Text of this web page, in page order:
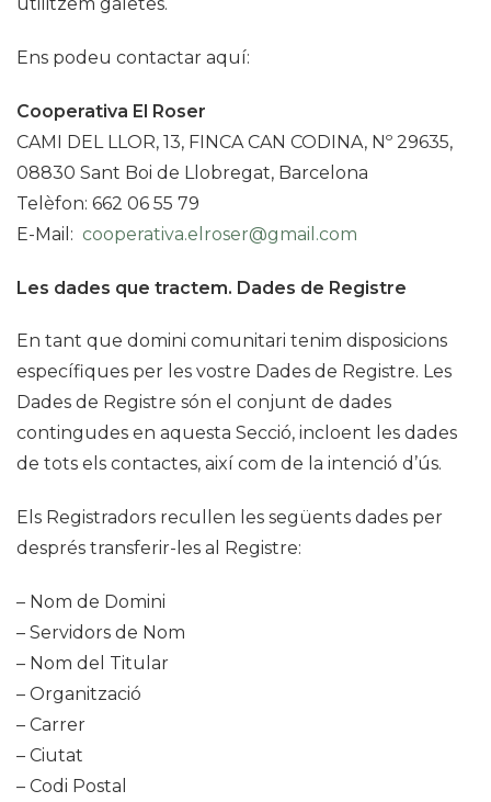
Ens podeu contactar aquí:
Cooperativa El Roser
CAMI DEL LLOR, 13, FINCA CAN CODINA, Nº 29635,
08830 Sant Boi de Llobregat, Barcelona
Telèfon: 662 06 55 79
E-Mail: cooperativa.elroser@gmail.com
Les dades que tractem. Dades de Registre
En tant que domini comunitari tenim disposicions
específiques per les vostre Dades de Registre. Les
Dades de Registre són el conjunt de dades
contingudes en aquesta Secció, incloent les dades
de tots els contactes, així com de la intenció d’ús.
Els Registradors recullen les següents dades per
després transferir-les al Registre:
– Nom de Domini
– Servidors de Nom
– Nom del Titular
– Organització
– Carrer
– Ciutat
– Codi Postal